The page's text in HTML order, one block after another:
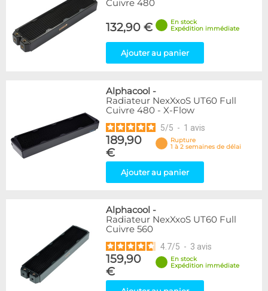
Cuivre 480
132,90 €
En stock
Expédition immédiate
Ajouter au panier
Alphacool -
Radiateur NexXxoS UT60 Full
Cuivre 480 - X-Flow
5/5 - 1 avis
189,90
€
Rupture
1 à 2 semaines de délai
Ajouter au panier
Alphacool -
Radiateur NexXxoS UT60 Full
Cuivre 560
4.7/5 - 3 avis
159,90
€
En stock
Expédition immédiate